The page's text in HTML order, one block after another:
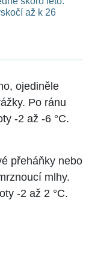
až k 26
ojediněle
Po ránu
-2 až -6 °C.
přeháňky nebo
mlhy.
-2 až 2 °C.